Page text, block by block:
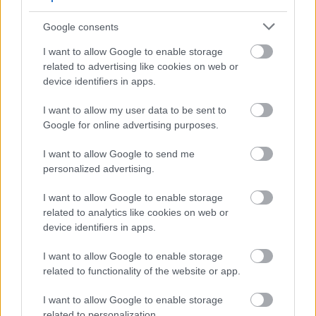
Google consents
I want to allow Google to enable storage
related to advertising like cookies on web or
device identifiers in apps.
I want to allow my user data to be sent to
Google for online advertising purposes.
I want to allow Google to send me
personalized advertising.
I want to allow Google to enable storage
related to analytics like cookies on web or
device identifiers in apps.
I want to allow Google to enable storage
related to functionality of the website or app.
I want to allow Google to enable storage
A kasztokat érintő változások most inkább
például javítják, hogy az Oculus nem adta meg
megfelelően a sebzés- és töltési idő bónuszát a
is aktiválhatott Overpower-hatásokat egyetlen
elsütésnél, a Ball Lightning robbanásai pedig nem
skálázódtak helyesen a sebzésfejlesztésekkel. A Rogue,
a Necromancer és a Barbarian is kap kisebb javításokat,
látványosan az aktuális metában működő buildekbe.
Rengeteg hír és cikk vár rád, lehet, hogy éppen nem
hogy naprakész maradj, kiválogatjuk neked a